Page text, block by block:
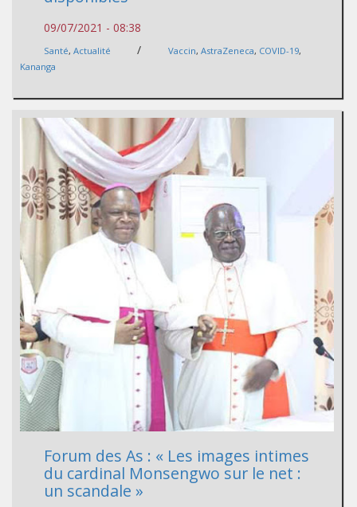
09/07/2021 - 08:38
Santé, Actualité / Vaccin, AstraZeneca, COVID-19,
Kananga
Forum des As : « Les images intimes
du cardinal Monsengwo sur le net :
un scandale »